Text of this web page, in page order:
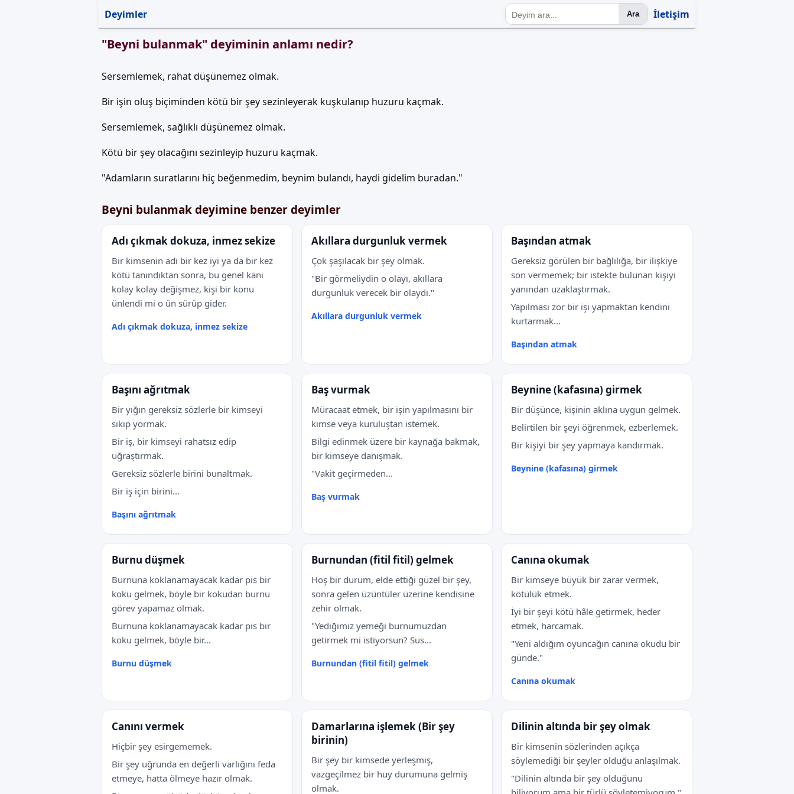
Deyimler Ara İletişim
"Beyni bulanmak" deyiminin anlamı nedir?
Sersemlemek, rahat düşünemez olmak.
Bir işin oluş biçiminden kötü bir şey sezinleyerak kuşkulanıp huzuru kaçmak.
Sersemlemek, sağlıklı düşünemez olmak.
Kötü bir şey olacağını sezinleyip huzuru kaçmak.
"Adamların suratlarını hiç beğenmedim, beynim bulandı, haydi gidelim buradan."
Beyni bulanmak deyimine benzer deyimler
Adı çıkmak dokuza, inmez sekize
Bir kimsenin adı bir kez iyi ya da bir kez
kötü tanındıktan sonra, bu genel kanı
kolay kolay değişmez, kişi bir konu
ünlendi mi o ün sürüp gider.
Adı çıkmak dokuza, inmez sekize
Akıllara durgunluk vermek
Çok şaşılacak bir şey olmak.
"Bir görmeliydin o olayı, akıllara
durgunluk verecek bir olaydı."
Akıllara durgunluk vermek
Başından atmak
Gereksiz görülen bir bağlılığa, bir ilişkiye
son vermemek; bir istekte bulunan kişiyi
yanından uzaklaştırmak.
Yapılması zor bir işi yapmaktan kendini
kurtarmak...
Başından atmak
Başını ağrıtmak
Bir yığın gereksiz sözlerle bir kimseyi
sıkıp yormak.
Bir iş, bir kimseyi rahatsız edip
uğraştırmak.
Gereksiz sözlerle birini bunaltmak.
Bir iş için birini...
Başını ağrıtmak
Baş vurmak
Müracaat etmek, bir işin yapılmasını bir
kimse veya kuruluştan istemek.
Bilgi edinmek üzere bir kaynağa bakmak,
bir kimseye danışmak.
"Vakit geçirmeden...
Baş vurmak
Beynine (kafasına) girmek
Bir düşünce, kişinin aklına uygun gelmek.
Belirtilen bir şeyi öğrenmek, ezberlemek.
Bir kişiyi bir şey yapmaya kandırmak.
Beynine (kafasına) girmek
Burnu düşmek
Burnuna koklanamayacak kadar pis bir
koku gelmek, böyle bir kokudan burnu
görev yapamaz olmak.
Burnuna koklanamayacak kadar pis bir
koku gelmek, böyle bir...
Burnu düşmek
Burnundan (fitil fitil) gelmek
Hoş bir durum, elde ettiği güzel bir şey,
sonra gelen üzüntüler üzerine kendisine
zehir olmak.
"Yediğimiz yemeği burnumuzdan
getirmek mi istiyorsun? Sus...
Burnundan (fitil fitil) gelmek
Canına okumak
Bir kimseye büyük bir zarar vermek,
kötülük etmek.
İyi bir şeyi kötü hâle getirmek, heder
etmek, harcamak.
"Yeni aldığım oyuncağın canına okudu bir
günde."
Canına okumak
Canını vermek
Hiçbir şey esirgememek.
Bir şey uğrunda en değerli varlığını feda
etmeye, hatta ölmeye hazır olmak.
Damarlarına işlemek (Bir şey
birinin)
Bir şey bir kimsede yerleşmiş,
vazgeçilmez bir huy durumuna gelmiş
olmak.
Dilinin altında bir şey olmak
Bir kimsenin sözlerinden açıkça
söylemediği bir şeyler olduğu anlaşılmak.
"Dilinin altında bir şey olduğunu